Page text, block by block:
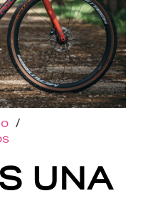
/
UNA